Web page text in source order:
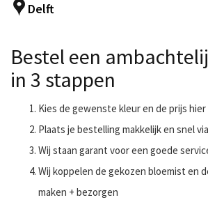
Delft
Bestel een
in 3 stappen
Kies de gewenste kleur en de prijs
Plaats je bestelling makkelijk en snel
Wij staan garant voor een goede
Wij koppelen de gekozen bloemist en
maken + bezorgen